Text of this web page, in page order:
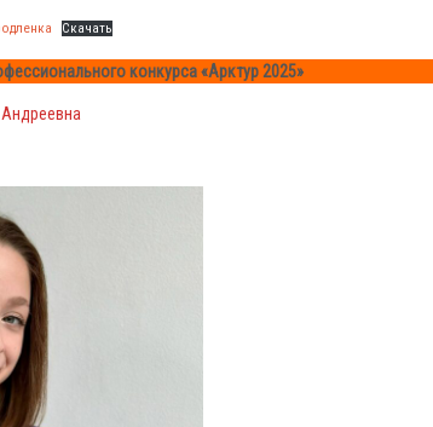
Скачать
конкурса «Арктур 2025»